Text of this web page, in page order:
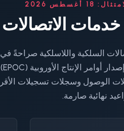
2026
خدمات
رقم 2023/1543، يدخل مشغلو الاتصالات
الوصول وسجلات تسجيلات
نهائية صارمة.